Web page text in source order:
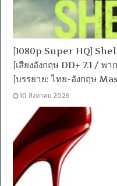
[1080p Super HQ]
[เสียงอังกฤษ DD+ 7.1 / พ
[บรรยาย: ไทย-อังกฤษ
10 สิงหาคม 2026